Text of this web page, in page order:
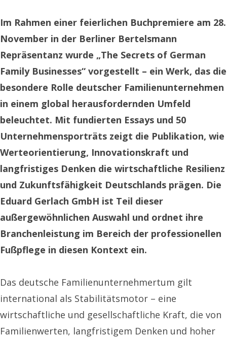
Im Rahmen einer feierlichen Buchpremiere am 28.
November in der Berliner Bertelsmann
Repräsentanz wurde „The Secrets of German
Family Businesses“ vorgestellt – ein Werk, das die
besondere Rolle deutscher Familienunternehmen
in einem global herausfordernden Umfeld
beleuchtet. Mit fundierten Essays und 50
Unternehmensporträts zeigt die Publikation, wie
Werteorientierung, Innovationskraft und
langfristiges Denken die wirtschaftliche Resilienz
und Zukunftsfähigkeit Deutschlands prägen. Die
Eduard Gerlach GmbH ist Teil dieser
außergewöhnlichen Auswahl und ordnet ihre
Branchenleistung im Bereich der professionellen
Fußpflege in diesen Kontext ein.
Das deutsche Familienunternehmertum gilt
international als Stabilitätsmotor – eine
wirtschaftliche und gesellschaftliche Kraft, die von
Familienwerten, langfristigem Denken und hoher